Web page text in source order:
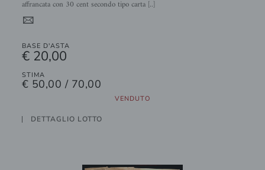
affrancata con 30 cent secondo tipo carta [..]
4
BASE D'ASTA
€ 20,00
STIMA
€ 50,00 / 70,00
VENDUTO
DETTAGLIO LOTTO